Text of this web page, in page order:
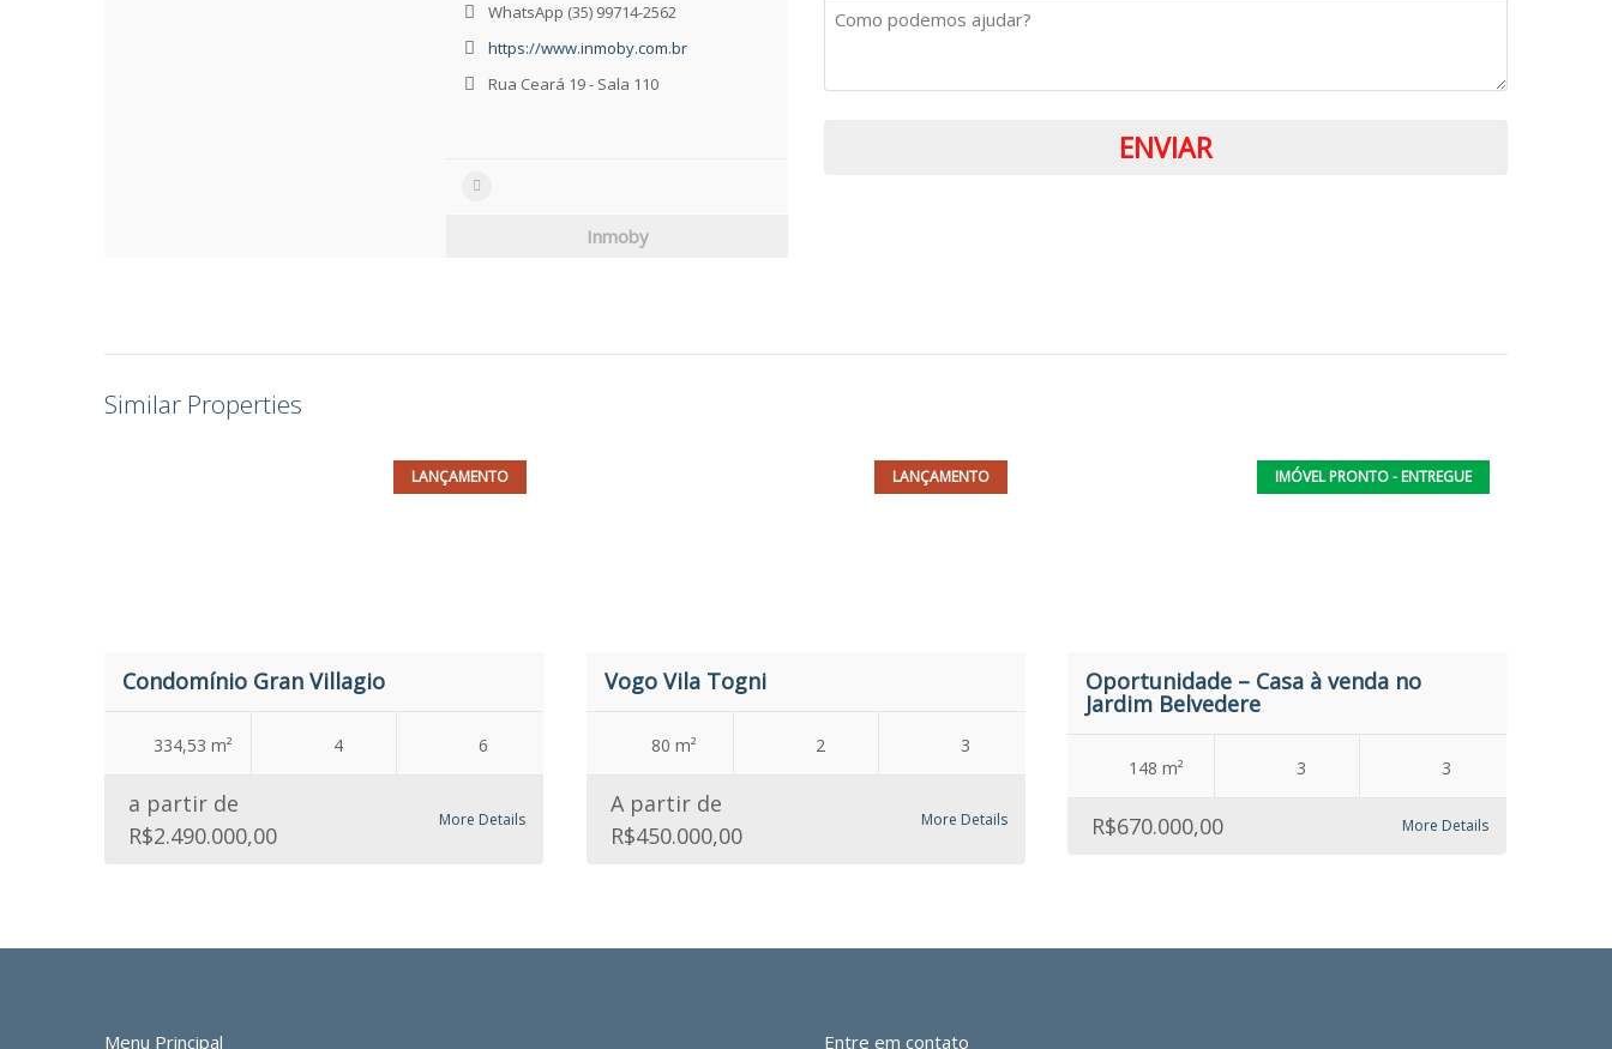
WhatsApp (35) 99714-2562
https://www.inmoby.com.br
Rua Ceará 19 - Sala 110
Inmoby
Similar Properties
LANÇAMENTO
Condomínio Gran Villagio
334,53 m² 4 6
a partir de
R$2.490.000,00
More Details
LANÇAMENTO
Vogo Vila Togni
80 m² 2 3
A partir de
R$450.000,00
More Details
IMÓVEL PRONTO - ENTREGUE
Oportunidade – Casa à venda no
Jardim Belvedere
148 m² 3 3
R$670.000,00 More Details
Menu Principal Entre em contato